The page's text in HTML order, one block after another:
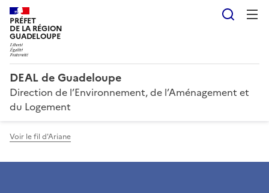
PRÉFET
DE LA RÉGION
GUADELOUPE
DEAL de Guadeloupe
Direction de l’Environnement, de l’Aménagement et
du Logement
Voir le fil d'Ariane